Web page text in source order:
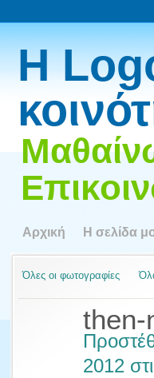
Η
Αρχική Η σελίδα
Όλες οι φωτογραφίες
then-
2012